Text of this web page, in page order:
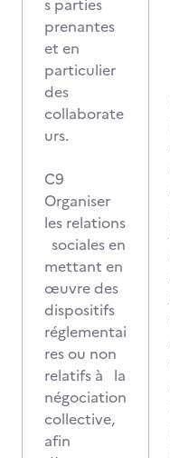
s parties
prenantes
et en
particulier
des
collaborate
urs.
C9
Organiser
les relations
sociales en
mettant en
œuvre des
dispositifs
réglementai
res ou non
relatifs à la
négociation
collective,
afin